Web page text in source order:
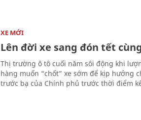
XE MỚI
Lên đời xe sang đón tết
Thị trường ô tô cuối năm sôi động khi
hàng muốn “chốt” xe sớm để kịp hưởng
trước bạ của Chính phủ trước thời điểm